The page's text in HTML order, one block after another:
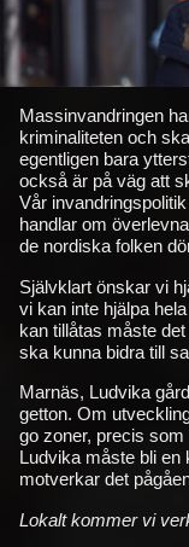
Massinvandringen
kriminaliteten och
egentligen bara
också är på väg att
Vår
handlar om
de nordiska folken
Självklart önskar vi
vi kan inte hjälpa
kan tillåtas måste
ska kunna bidra till
Marnäs, Ludvika
getton. Om
go zoner, precis
Ludvika måste bli en
motverkar det
Lokalt kommer vi